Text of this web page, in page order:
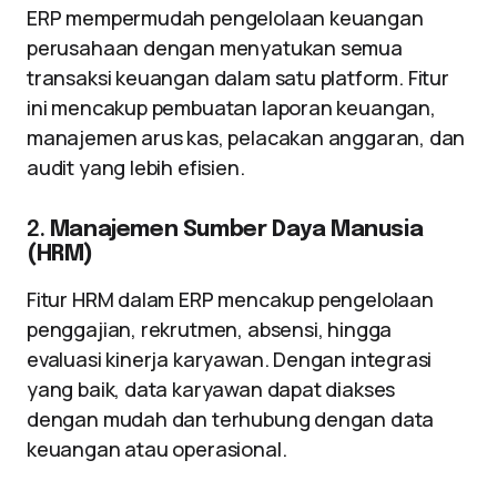
ERP mempermudah pengelolaan keuangan
perusahaan dengan menyatukan semua
transaksi keuangan dalam satu platform. Fitur
ini mencakup pembuatan laporan keuangan,
manajemen arus kas, pelacakan anggaran, dan
audit yang lebih efisien.
2. Manajemen Sumber Daya Manusia
(HRM)
Fitur HRM dalam ERP mencakup pengelolaan
penggajian, rekrutmen, absensi, hingga
evaluasi kinerja karyawan. Dengan integrasi
yang baik, data karyawan dapat diakses
dengan mudah dan terhubung dengan data
keuangan atau operasional.